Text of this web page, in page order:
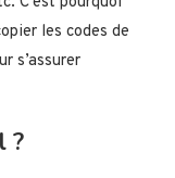
les codes de
s’assurer
?